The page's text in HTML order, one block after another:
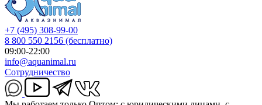
+7 (495) 308-99-00
8 800 550 2156 (бесплатно)
09:00-22:00
info@aquanimal.ru
Сотрудничество